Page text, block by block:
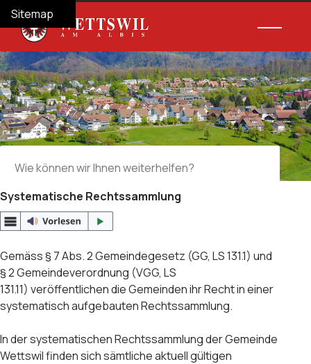
Navigieren in Wettswil am Albis
Schnellnavigation
Home
Navigation
Inhalt
Suche
Sitemap
Suche
Systematische Rechtssammlung
Gemäss § 7 Abs. 2 Gemeindegesetz (GG, LS 131.1) und
§ 2 Gemeindeverordnung (VGG, LS
131.11) veröffentlichen die Gemeinden ihr Recht in einer
systematisch aufgebauten Rechtssammlung.
In der systematischen Rechtssammlung der Gemeinde
Wettswil finden sich sämtliche aktuell gültigen